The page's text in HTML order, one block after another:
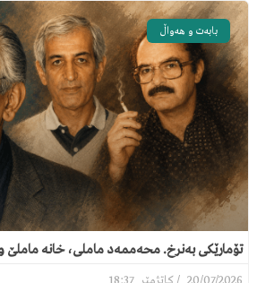
بابەت و هەواڵ
تۆمارێکی بەنرخ. محەممەد ماملی، خانە ماملێ